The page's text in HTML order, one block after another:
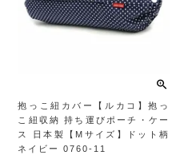
抱っこ紐カバー【ルカコ】抱っ
こ紐収納 持ち運びポーチ・ケー
ス 日本製【Mサイズ】ドット柄
ネイビー 0760-11